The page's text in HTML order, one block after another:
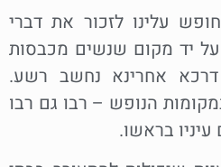
עלינו לזכור את דברי
יד מקום שנשים מכבסות
אחרינא נחשב רשע.
הנופש – רבו גם רבו
בראשו.